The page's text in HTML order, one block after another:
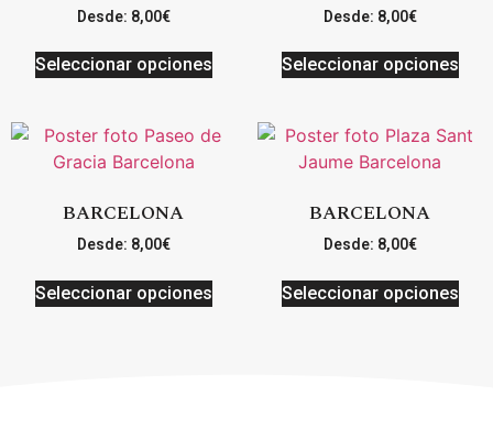
Desde: 8,00€
Seleccionar opciones
Desde: 8,00€
Seleccionar opciones
BARCELONA
Desde: 8,00€
Seleccionar opciones
BARCELONA
Desde: 8,00€
Seleccionar opciones